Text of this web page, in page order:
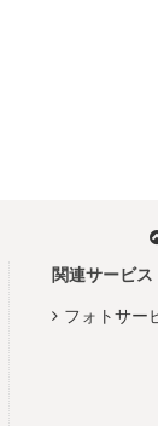
関連サービス
フォトサー